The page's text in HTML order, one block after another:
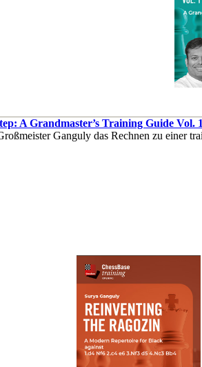
A Grandmaster’s Training Guide Vol.
Ganguly das Rechnen zu einer